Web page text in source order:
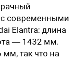
современными
Elantra: длина
— 1432 мм.
так что на